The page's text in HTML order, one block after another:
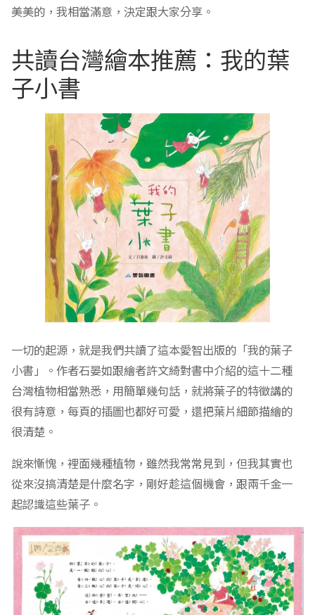
美美的，我相當滿意，決定跟大家分享。
共讀台灣繪本推薦：我的葉
子小書
一切的起源，就是我們共讀了這本愛智出版的「我的葉子
小書」。作者石晏如跟繪者許文綺對書中介紹的這十二種
台灣植物相當熟悉，用簡單幾句話，就將葉子的特徵講的
很有詩意，每頁的插圖也都好可愛，還把葉片細節描繪的
很清楚。
說來慚愧，裡面幾種植物，雖然我常常見到，但我其實也
從來沒搞清楚是什麼名字，剛好趁這個機會，跟兩千金一
起認識這些葉子。